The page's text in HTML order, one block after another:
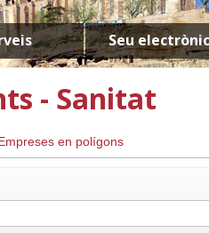
Seu
- Sanitat
en polígons